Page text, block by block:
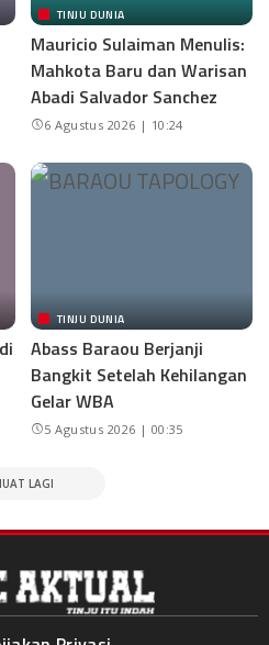
TINJU DUNIA
Mauricio Sulaiman Menulis:
Mahkota Baru dan Warisan
Abadi Salvador Sanchez
6 Agustus 2026 | 10:24
TINJU DUNIA
Abass Baraou Berjanji
Bangkit Setelah Kehilangan
Gelar WBA
5 Agustus 2026 | 00:35
LAGI